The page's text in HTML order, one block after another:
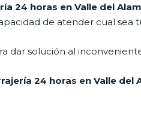
24 horas en Valle del
de atender cual sea
dar solución al
24 horas en Valle del